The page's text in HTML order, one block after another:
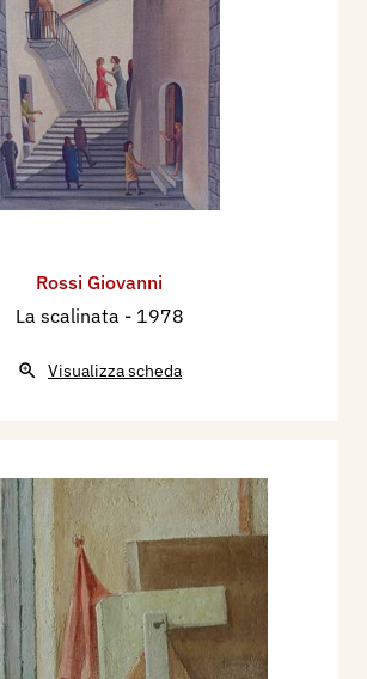
Rossi Giovanni
La scalinata - 1978
Visualizza scheda